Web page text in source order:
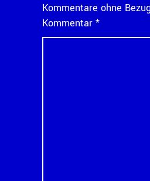
Kommentare ohne
Kommentar *